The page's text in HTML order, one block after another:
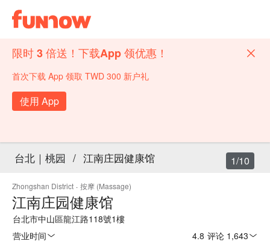
限时 3 倍送！下载App 领优惠！
首次下载 App 领取 TWD 300 新户礼
使用 App
台北｜桃园 / 江南庄园健康馆
Zhongshan District · 按摩 (Massage)
江南庄园健康馆
台北市中山區龍江路118號1樓
营业时间
4.8 评论 1,643
1/10